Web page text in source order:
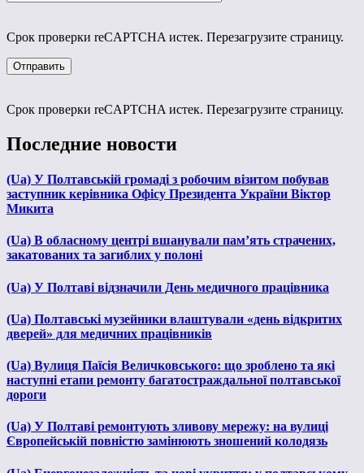
Срок проверки reCAPTCHA истек. Перезагрузите страницу.
Срок проверки reCAPTCHA истек. Перезагрузите страницу.
Последние новости
(Ua) У Полтавській громаді з робочим візитом побував
заступник керівника Офісу Президента України Віктор
Микита
(Ua) В обласному центрі вшанували пам’ять страчених,
закатованих та загиблих у полоні
(Ua) У Полтаві відзначили День медичного працівника
(Ua) Полтавські музейники влаштували «день відкритих
дверей» для медичних працівників
(Ua) Вулиця Паїсія Величковського: що зроблено та які
наступні етапи ремонту багатостраждальної полтавської
дороги
(Ua) У Полтаві ремонтують зливову мережу: на вулиці
Європейській повністю замінюють зношений колодязь